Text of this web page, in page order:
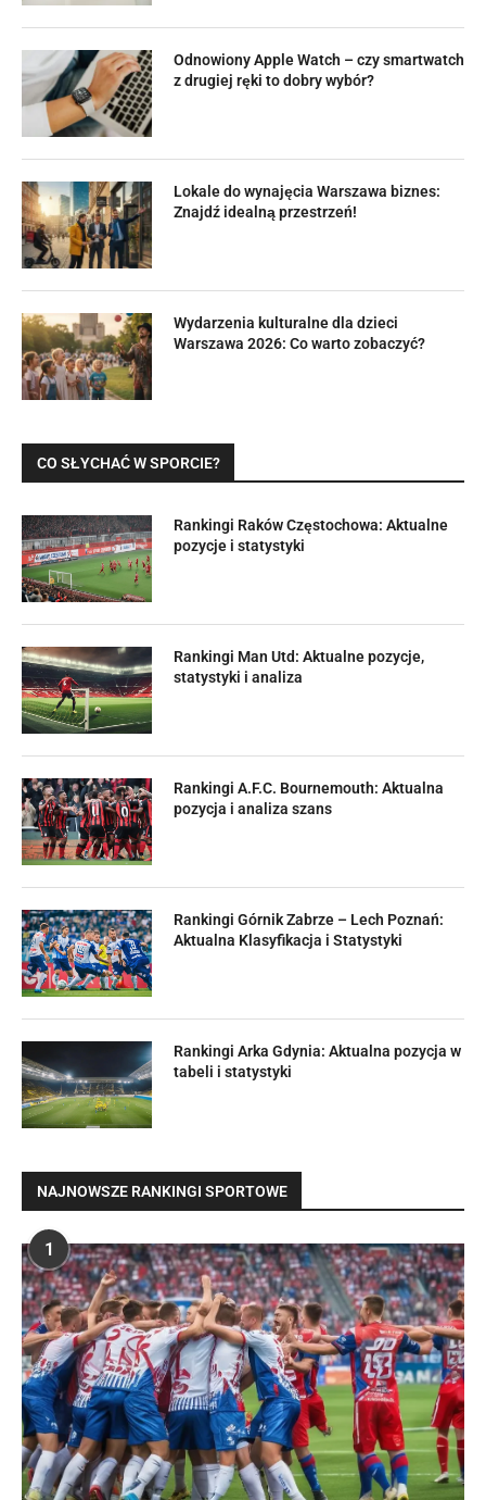
Odnowiony Apple Watch – czy smartwatch
z drugiej ręki to dobry wybór?
Lokale do wynajęcia Warszawa biznes:
Znajdź idealną przestrzeń!
Wydarzenia kulturalne dla dzieci
Warszawa 2026: Co warto zobaczyć?
CO SŁYCHAĆ W SPORCIE?
Rankingi Raków Częstochowa: Aktualne
pozycje i statystyki
Rankingi Man Utd: Aktualne pozycje,
statystyki i analiza
Rankingi A.F.C. Bournemouth: Aktualna
pozycja i analiza szans
Rankingi Górnik Zabrze – Lech Poznań:
Aktualna Klasyfikacja i Statystyki
Rankingi Arka Gdynia: Aktualna pozycja w
tabeli i statystyki
NAJNOWSZE RANKINGI SPORTOWE
1